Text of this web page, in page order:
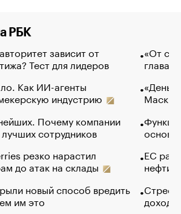
РБК
зависит от
Тест для лидеров
Как ИИ-агенты
индустрию
Почему компании
сотрудников
резко нарастил
до атак на склады
новый способ вредить
им это
«От
глава
Маск в
основ
ЕС
нефти